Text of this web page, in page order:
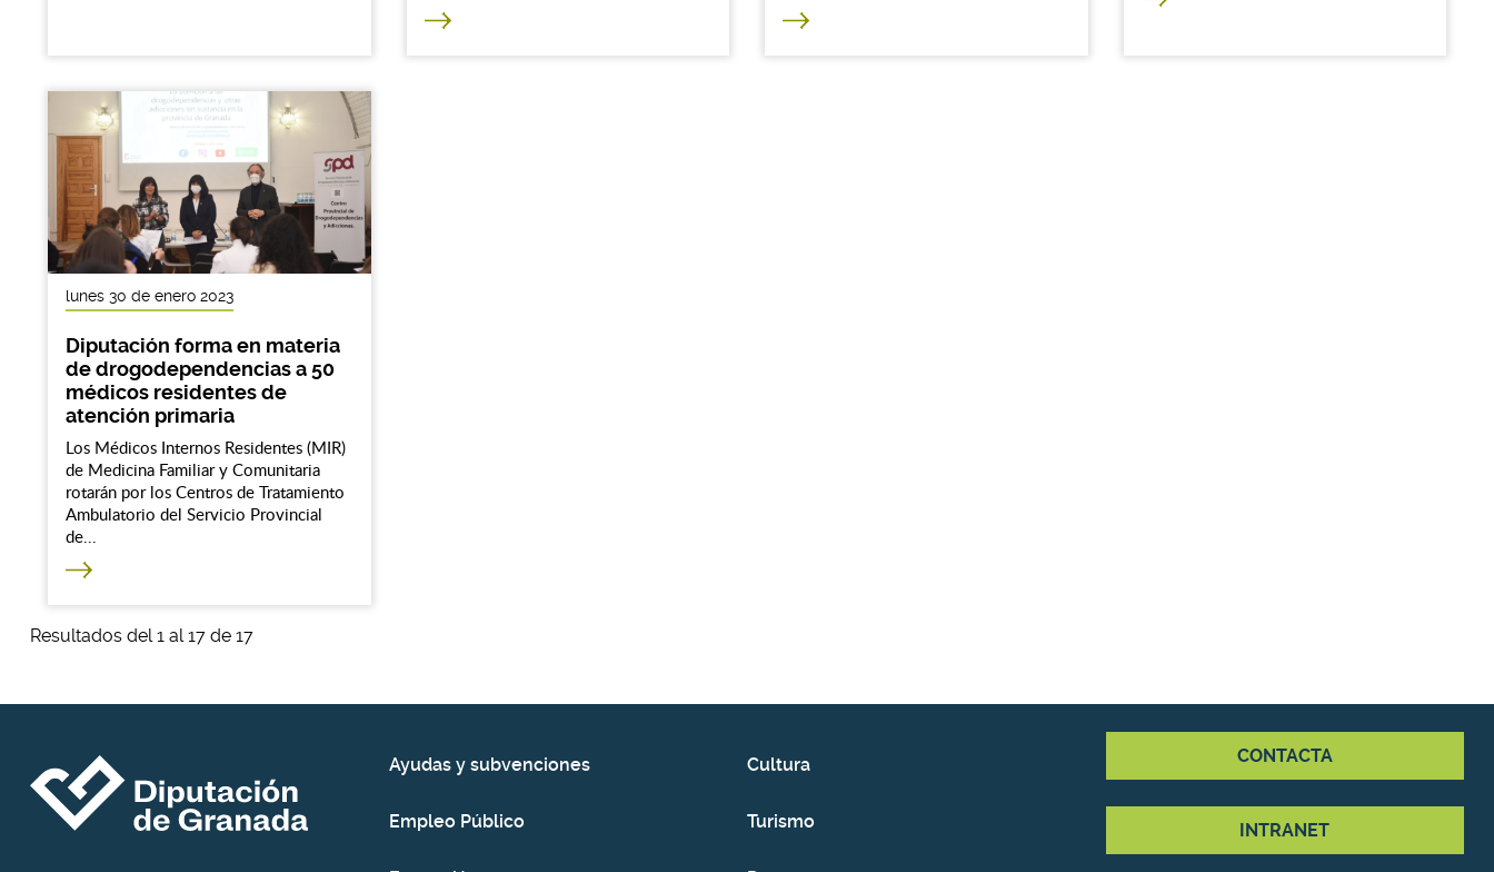
lunes 30 de enero 2023
Diputación forma en materia
de drogodependencias a 50
médicos residentes de
atención primaria
Los Médicos Internos Residentes (MIR)
de Medicina Familiar y Comunitaria
rotarán por los Centros de Tratamiento
Ambulatorio del Servicio Provincial
de...
Resultados del 1 al 17 de 17
Ayudas y subvenciones
Empleo Público
Cultura
Turismo
CONTACTA
INTRANET